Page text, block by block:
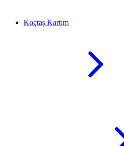
Koçtaş Kartım